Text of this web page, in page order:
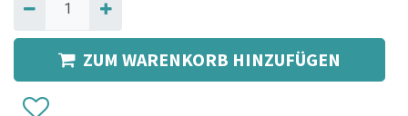
ZUM WARENKORB HINZUFÜGEN